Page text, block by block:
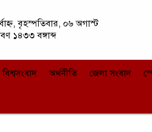
বৃহস্পতিবার, ০৬ অগাস্ট
১৪৩৩ বঙ্গাব্দ
বিশ্বসংবাদ অর্থনীতি জেলা সংবাদ